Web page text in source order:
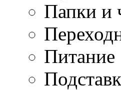
Папки и
Питание